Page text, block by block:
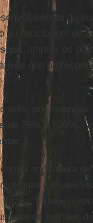
de
ou reciclagem de
seca
, ampliar os
que ofereçam
solo, por
de 70% a 100%.
a agricultura
quatro e sete
Esse é o
de milhões